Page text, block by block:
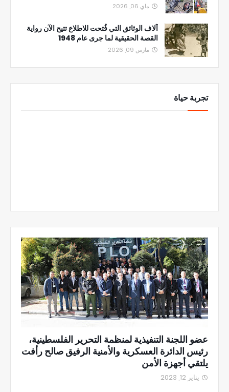
ماي 06, 2026
آلاف الوثائق التي فُتحت للاطلاع تتيح الآن رواية
القصة الحقيقية لما جرى عام 1948
مارس 09, 2026
تجربة حياة
عضو اللجنة التنفيذية لمنظمة التحرير الفلسطينية،
رئيس الدائرة العسكرية والأمنية الرفيق صالح رأفت
يلتقي أجهزة الأمن
يناير 12, 2023